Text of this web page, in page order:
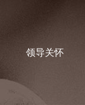
领导关怀